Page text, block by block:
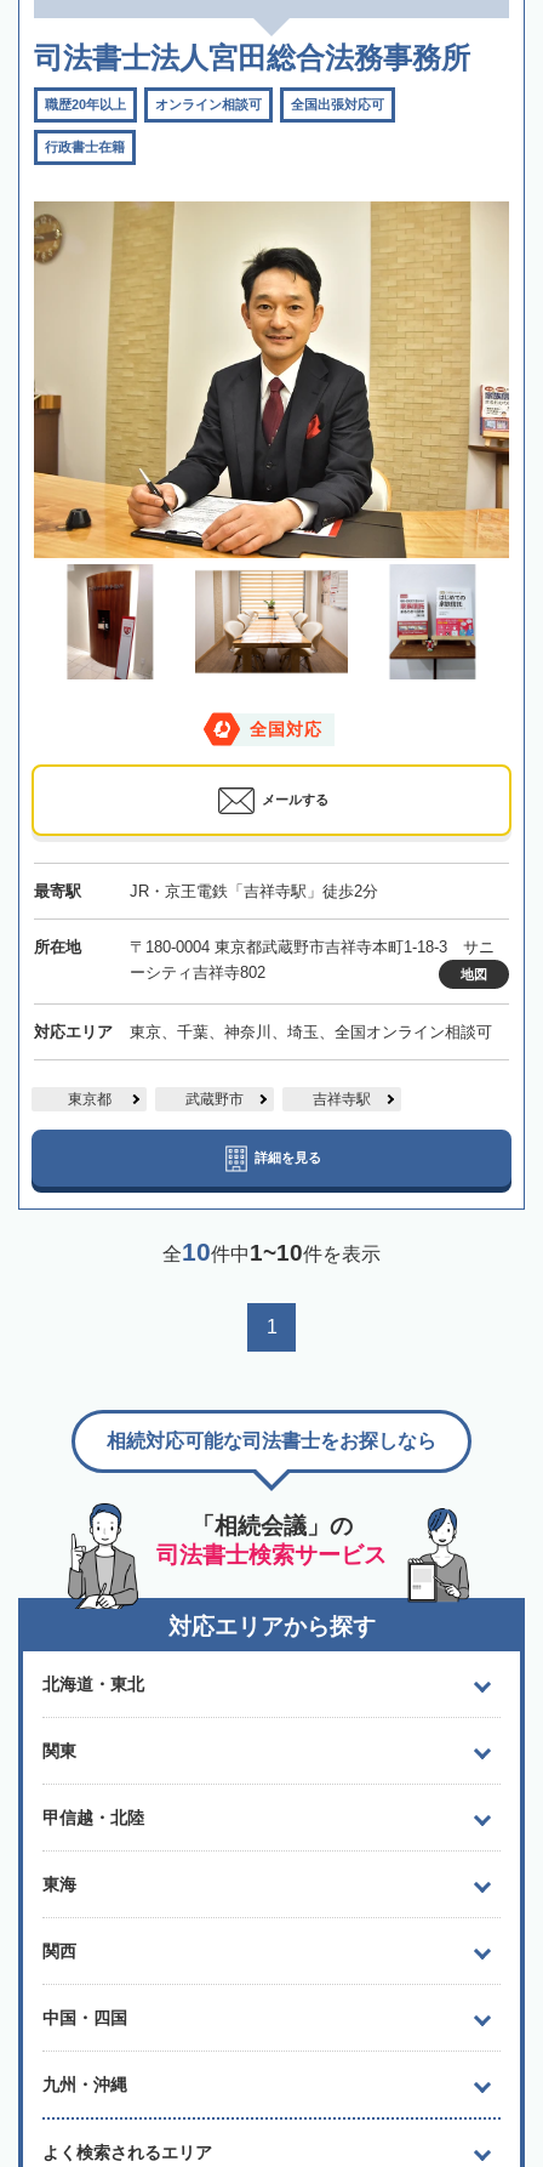
司法書士法人宮田総合法務事務所
職歴20年以上 オンライン相談可 全国出張対応可
行政書士在籍
全国対応
メールする
最寄駅 JR・京王電鉄「吉祥寺駅」徒歩2分
所在地
〒180-0004 東京都武蔵野市吉祥寺本町1-18-3 サニ
ーシティ吉祥寺802
地図
対応エリア 東京、千葉、神奈川、埼玉、全国オンライン相談可
東京都 武蔵野市 吉祥寺駅
詳細を見る
全10件中1~10件を表示
1
「相続会議」の
司法書士検索サービス
相続対応可能な司法書士をお探しなら
対応エリアから探す
北海道・東北
関東
甲信越・北陸
東海
関西
中国・四国
九州・沖縄
よく検索されるエリア